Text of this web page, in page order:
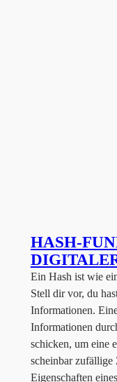
HASH-
Ein Hash ist wie
Stell dir vor, du
Informationen.
Informationen
schicken, um eine
scheinbar zufällige
Eigenschaften